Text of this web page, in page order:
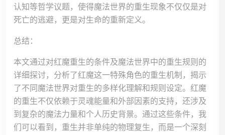
认知等哲学议题，使得魔法世界的重生现象不仅仅是对
死亡的逃避，更是对生命的重新定义。
总结：
本文通过对红魔重生的条件及魔法世界中的重生规则的
详细探讨，分析了红魔这一特殊角色的重生机制，揭示
了不同魔法世界对重生的多样化理解和规则设定。红魔
的重生不仅依赖于灵魂能量和外部因素的支持，还涉及
到复杂的魔法力量和个人历史背景。通过这些条件，我
们可以看到，重生并非单纯的物理复生，而是一个深刻